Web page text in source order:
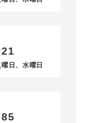
日、水曜日